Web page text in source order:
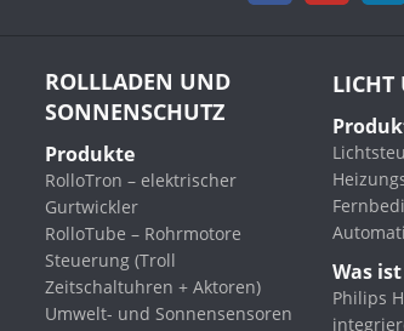
ROLLLADEN UND
SONNENSCHUTZ
Produkte
RolloTron – elektrischer
Gurtwickler
RolloTube – Rohrmotore
Steuerung (Troll
Zeitschaltuhren + Aktoren)
Umwelt- und Sonnensensoren
LICHT
Was
Philips